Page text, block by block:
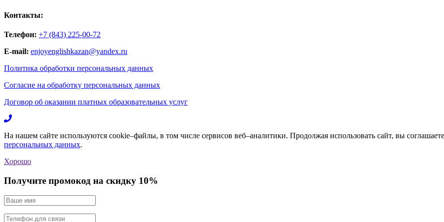
Контакты:
Телефон: +7 (843) 225-00-72
E-mail: enjoyenglishkazan@yandex.ru
Политика обработки персональных данных
Согласие на обработку персональных данных
Договор об оказании платных образовательных услуг
На нашем сайте используются cookie–файлы, в том числе сервисов веб–аналитики. Продолжая использовать сайт, вы
персональных данных.
Хорошо
Получите промокод на скидку 10%